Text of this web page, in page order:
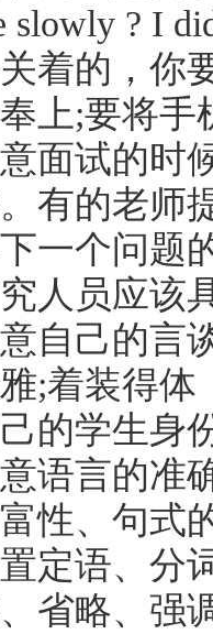
slowly ? I
着的，你
上;要将手
试的时候
有的老师
一个问题
人员应该
己的言谈
;着装得
的学生身
言的准确
性、句式
定语、分
省略、强